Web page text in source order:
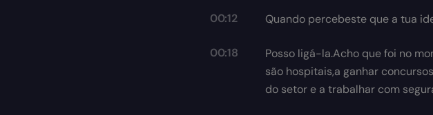
00:12 Quando percebeste que a tua
00:18
Posso ligá-la.Acho que foi no
são hospitais,a ganhar
do setor e a trabalhar com